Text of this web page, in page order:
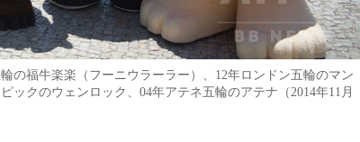
の福牛楽楽（フーニウラーラー）、12年ロンドン五輪のマン
ックのウェンロック、04年アテネ五輪のアテナ（2014年11月